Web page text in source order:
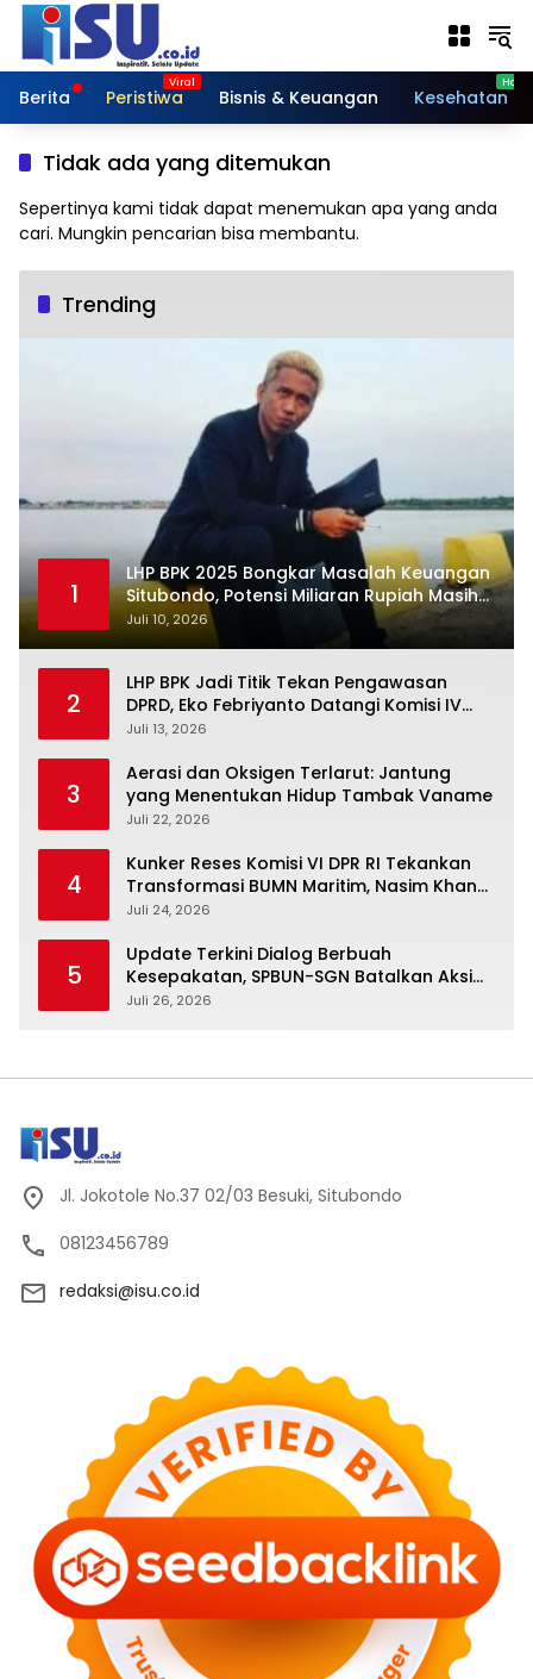
Langsung
konten
Berita
Peristiwa Bisnis & Keuangan Kesehatan
Tidak ada yang ditemukan
Sepertinya kami tidak dapat menemukan apa yang anda
cari. Mungkin pencarian bisa membantu.
Trending
1
LHP BPK 2025 Bongkar Masalah Keuangan
Situbondo, Potensi Miliaran Rupiah Masih
Belum Terkelola
Juli 10, 2026
2
LHP BPK Jadi Titik Tekan Pengawasan
DPRD, Eko Febriyanto Datangi Komisi IV
dan Ajak Dewan Kembali Berpijak pada
Juli 13, 2026
3
Aerasi dan Oksigen Terlarut: Jantung
yang Menentukan Hidup Tambak Vaname
Juli 22, 2026
4
Kunker Reses Komisi VI DPR RI Tekankan
Transformasi BUMN Maritim, Nasim Khan
Kawal Penguatan Sektor Laut
Juli 24, 2026
5
Update Terkini Dialog Berbuah
Kesepakatan, SPBUN-SGN Batalkan Aksi
Nasional Setelah Holding Penuhi Sejumlah
Juli 26, 2026
Jl. Jokotole No.37 02/03 Besuki, Situbondo
08123456789
redaksi@isu.co.id